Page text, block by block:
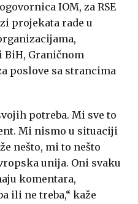
IOM, za RSE
projekata rade u
Graničnom
poslove sa strancima
potreba. Mi sve to
Mi nismo u situaciji
nešto, mi to nešto
unija. Oni svaku
komentara,
ili ne treba,“ kaže